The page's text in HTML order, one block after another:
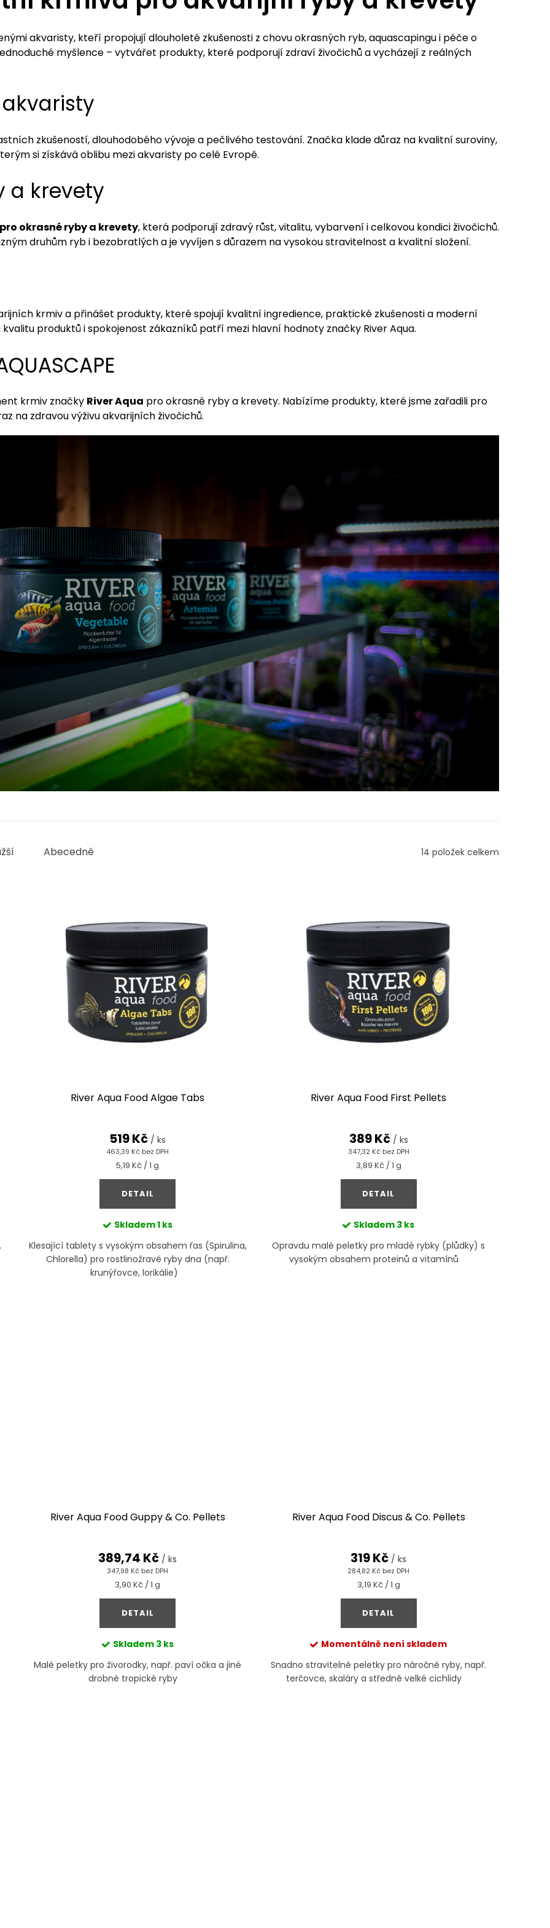
akvaristy, kteří propojují dlouholeté zkušenosti z chovu okrasných ryb, aquascapingu i péče o
myšlence – vytvářet produkty, které podporují zdraví živočichů a vycházejí z reálných
zkušeností, dlouhodobého vývoje a pečlivého testování. Značka klade důraz na kvalitní suroviny,
si získává oblibu mezi akvaristy po celé Evropě.
a krevety
okrasné ryby a krevety, která podporují zdravý růst, vitalitu, vybarvení i celkovou kondici živočichů.
druhům ryb i bezobratlých a je vyvíjen s důrazem na vysokou stravitelnost a kvalitní složení.
krmiv a přinášet produkty, které spojují kvalitní ingredience, praktické zkušenosti a moderní
produktů i spokojenost zákazníků patří mezi hlavní hodnoty značky River Aqua.
krmiv značky River Aqua pro okrasné ryby a krevety. Nabízíme produkty, které jsme zařadili pro
na zdravou výživu akvarijních živočichů.
Abecedně 14 položek celkem
River Aqua Food Algae Tabs
463,39 Kč bez DPH
519 Kč / ks
Měrná
cena:
5,19 Kč / 1 g
DETAIL
Skladem1 ks
Klesající tablety s vysokým obsahem řas (Spirulina,
Chlorella) pro rostlinožravé ryby dna (např.
krunýřovce, lorikálie)
River Aqua Food First Pellets
347,32 Kč bez DPH
389 Kč / ks
Měrná
cena:
3,89 Kč / 1 g
DETAIL
Skladem 3 ks
Opravdu malé peletky pro mladé rybky (plůdky) s
vysokým obsahem proteinů a vitamínů
River Aqua Food Guppy & Co. Pellets
347,98 Kč bez DPH
389,74 Kč / ks
Měrná
cena:
3,90 Kč / 1 g
DETAIL
Skladem 3 ks
Malé peletky pro živorodky, např. paví očka a jiné
drobné tropické ryby
River Aqua Food Discus & Co. Pellets
284,82 Kč bez DPH
319 Kč / ks
Měrná
cena:
3,19 Kč / 1 g
DETAIL
Momentálně není skladem
Snadno stravitelné peletky pro náročné ryby, např.
terčovce, skaláry a středně velké cichlidy